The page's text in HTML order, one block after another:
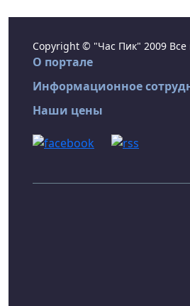
Copyright © "Час Пик" 2009
О портале
Информационное
Наши цены